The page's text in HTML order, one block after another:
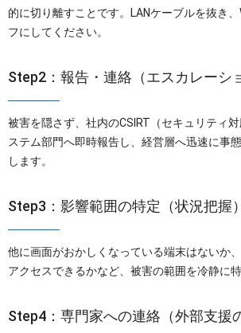
的に切り離すことです。LANケーブルを抜き
フにしてください。
Step2：報告・連絡（エスカレーシ
被害を隠さず、社内のCSIRT（セキュリティ
ステム部門へ即時報告し、経営層へ迅速に事
します。
Step3：影響範囲の特定（状況把握）
他に画面がおかしくなっている端末はないか
アクセスできるかなど、被害の範囲を冷静に特
Step4：専門家への連絡（外部支援